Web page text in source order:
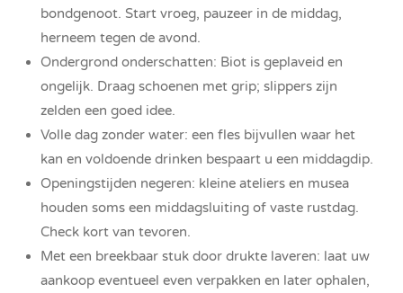
bondgenoot. Start vroeg, pauzeer in de middag,
herneem tegen de avond.
Ondergrond onderschatten: Biot is geplaveid en
ongelijk. Draag schoenen met grip; slippers zijn
zelden een goed idee.
Volle dag zonder water: een fles bijvullen waar het
kan en voldoende drinken bespaart u een middagdip.
Openingstijden negeren: kleine ateliers en musea
houden soms een middagsluiting of vaste rustdag.
Check kort van tevoren.
Met een breekbaar stuk door drukte laveren: laat uw
aankoop eventueel even verpakken en later ophalen,